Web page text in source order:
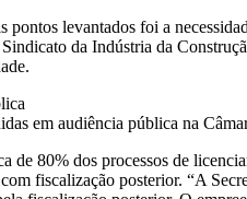
pontos levantados foi a
Sindicato da Indústria da
em audiência pública na
de 80% dos processos de
fiscalização posterior. “A